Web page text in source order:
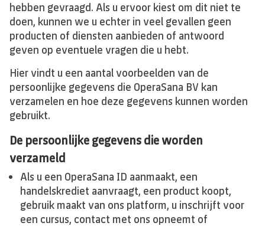
hebben gevraagd. Als u ervoor kiest om dit niet te
doen, kunnen we u echter in veel gevallen geen
producten of diensten aanbieden of antwoord
geven op eventuele vragen die u hebt.
Hier vindt u een aantal voorbeelden van de
persoonlijke gegevens die OperaSana BV kan
verzamelen en hoe deze gegevens kunnen worden
gebruikt.
De persoonlijke gegevens die worden
verzameld
Als u een OperaSana ID aanmaakt, een
handelskrediet aanvraagt, een product koopt,
gebruik maakt van ons platform, u inschrijft voor
een cursus, contact met ons opneemt of